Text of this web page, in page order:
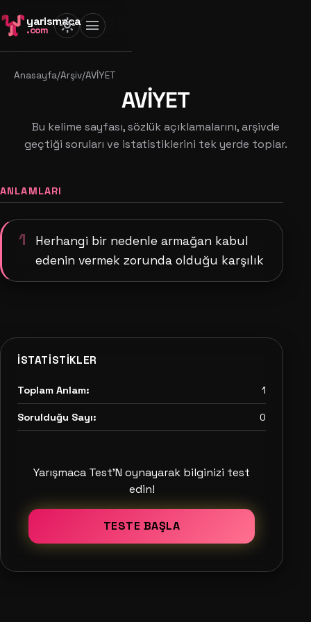
yarismaca
.com light_mode menu
Anasayfa/Arşiv/AVİYET
AVİYET
Bu kelime sayfası, sözlük açıklamalarını, arşivde
geçtiği soruları ve istatistiklerini tek yerde toplar.
ANLAMLARI
1
Herhangi bir nedenle armağan kabul
edenin vermek zorunda olduğu karşılık
İSTATISTIKLER
Toplam Anlam: 1
Sorulduğu Sayı: 0
Yarışmaca Test'N oynayarak bilginizi test
edin!
TESTE BAŞLA